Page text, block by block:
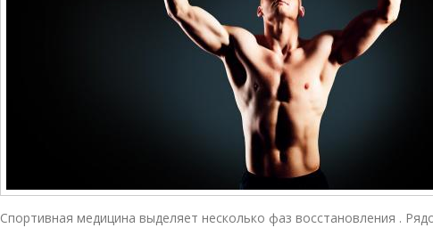
Спортивная медицина выделяет несколько фаз восстановления .